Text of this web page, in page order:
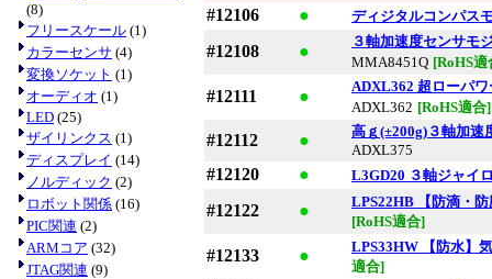
(8)
フリースケール (1)
カラーセンサ (4)
変換ソケット (1)
オーディオ (1)
LED (25)
ザイリンクス (1)
ディスプレイ (14)
ノルディック (2)
ロボット関係 (16)
PIC関連 (2)
ARMコア (32)
JTAG関連 (9)
#12106 ● ディジタルコンパス
#12108 ●
３軸加速度センサモ
MMA8451Q [RoHS適
#12111 ●
ADXL362 超ローパ
ADXL362 [RoHS適合]
#12112 ●
高ｇ(±200g)３軸加速
ADXL375
#12120 ● L3GD20 ３軸ジャイ
#12122 ●
LPS22HB 【防滴・
[RoHS適合]
#12133 ●
LPS33HW 【防水】
適合]